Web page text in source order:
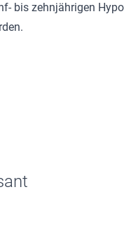
bis zehnjährigen